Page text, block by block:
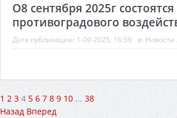
О8 сентября 2025г
противоградового
Дата публикации: 1-09-2025, 16:59 в: Новости
1 2 3 4 5 6 7 8 9 10 ... 38
Назад Вперед